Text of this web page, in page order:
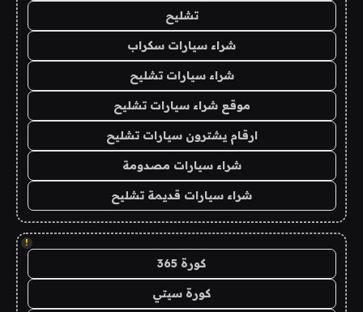
تشليح
شراء سيارات سكراب
شراء سيارات تشليح
موقع شراء سيارات تشليح
ارقام يشترون سيارات تشليح
شراء سيارات مصدومة
شراء سيارات قديمة تشليح
!
كورة 365
كورة سيتي